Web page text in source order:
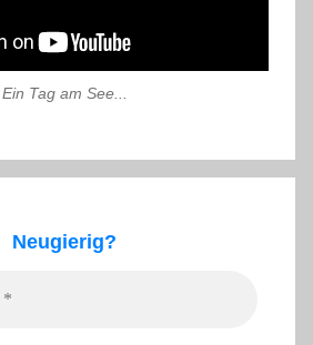
Ein Tag am See...
Neugierig?